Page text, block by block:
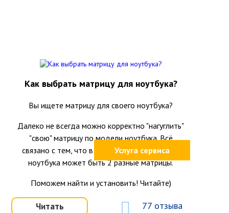
Услуга сервиса
Как выбрать матрицу для ноутбука?
Вы ищете матрицу для своего ноутбука?
Далеко не всегда можно корректно "нагуглить"
"свою" матрицу по модели ноутбука. Всё
связано с тем, что в одной и той же модели
ноутбука может быть 2 разные матрицы.
Поможем найти и установить! Читайте)
Читать 77 отзыва